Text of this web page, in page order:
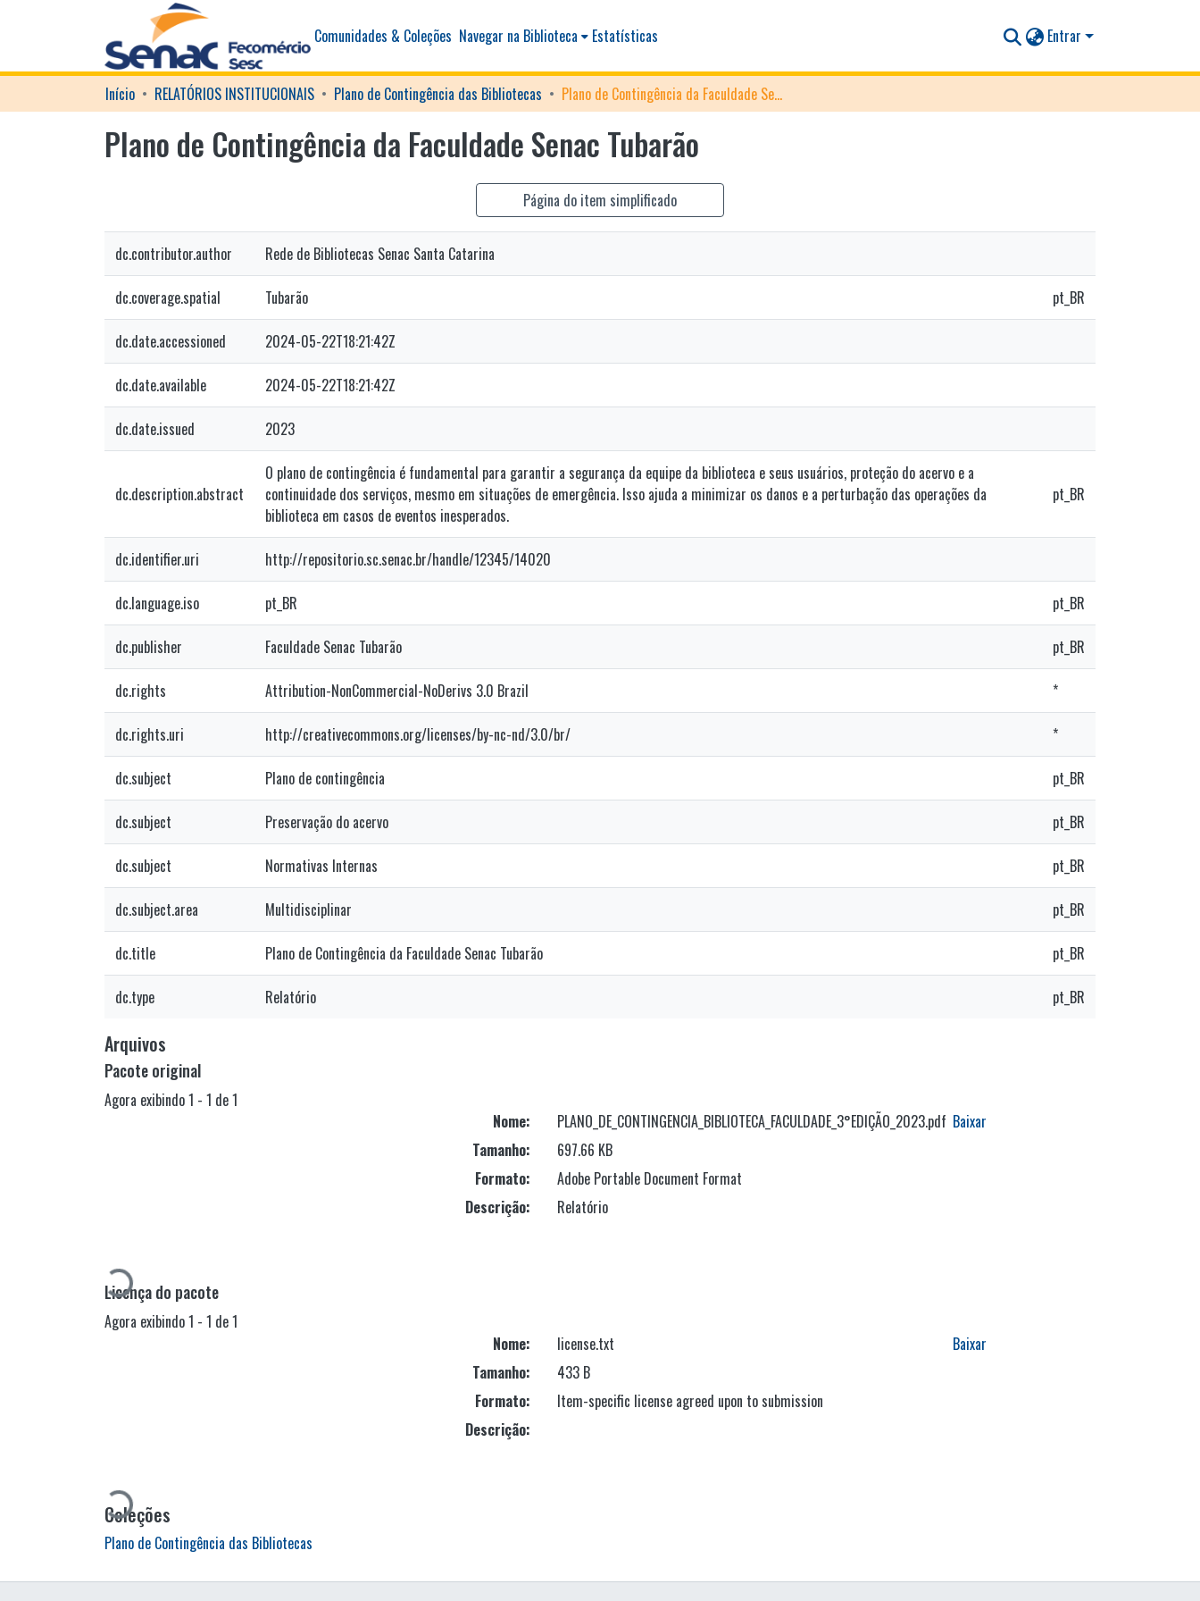
Comunidades & Coleções Navegar na Biblioteca Estatísticas Entrar
Início RELATÓRIOS INSTITUCIONAIS Plano de Contingência das Bibliotecas Plano de Contingência da Faculdade Senac Tubarão
Plano de Contingência da Faculdade Senac Tubarão
Página do item simplificado
dc.contributor.author Rede de Bibliotecas Senac Santa Catarina
dc.coverage.spatial Tubarão pt_BR
dc.date.accessioned 2024-05-22T18:21:42Z
dc.date.available 2024-05-22T18:21:42Z
dc.date.issued 2023
dc.description.abstract
O plano de contingência é fundamental para garantir a segurança da equipe da biblioteca e seus usuários, proteção do acervo e a
continuidade dos serviços, mesmo em situações de emergência. Isso ajuda a minimizar os danos e a perturbação das operações da
biblioteca em casos de eventos inesperados.
pt_BR
dc.identifier.uri http://repositorio.sc.senac.br/handle/12345/14020
dc.language.iso pt_BR pt_BR
dc.publisher Faculdade Senac Tubarão pt_BR
dc.rights Attribution-NonCommercial-NoDerivs 3.0 Brazil *
dc.rights.uri http://creativecommons.org/licenses/by-nc-nd/3.0/br/ *
dc.subject Plano de contingência pt_BR
dc.subject Preservação do acervo pt_BR
dc.subject Normativas Internas pt_BR
dc.subject.area Multidisciplinar pt_BR
dc.title Plano de Contingência da Faculdade Senac Tubarão pt_BR
dc.type Relatório pt_BR
Arquivos
Pacote original
Agora exibindo1 - 1 de 1
Carregando...
Nome:
PLANO_DE_CONTINGENCIA_BIBLIOTECA_FACULDADE_3°EDIÇÃO_2023.pdf
Tamanho:
697.66 KB
Formato:
Adobe Portable Document Format
Descrição:
Relatório
Baixar
Licença do pacote
Agora exibindo1 - 1 de 1
Carregando...
Nome:
license.txt
Tamanho:
433 B
Formato:
Item-specific license agreed upon to submission
Descrição:
Baixar
Coleções
Plano de Contingência das Bibliotecas